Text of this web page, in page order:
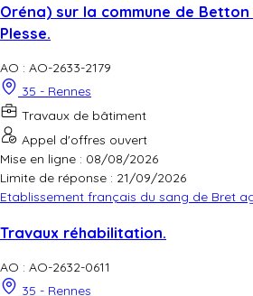
Oréna) sur la commune de
Plesse.
AO : AO-2633-2179
35 - Rennes
Travaux de bâtiment
Appel d'offres ouvert
Mise en ligne : 08/08/2026
Limite de réponse : 21/09/2026
Etablissement français du sang de Bret
Travaux réhabilitation.
AO : AO-2632-0611
35 - Rennes